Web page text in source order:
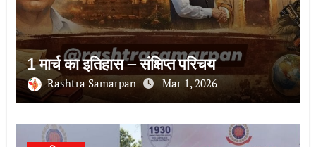
1 मार्च का इतिहास – संक्षिप्त परिचय
Rashtra Samarpan Mar 1, 2026